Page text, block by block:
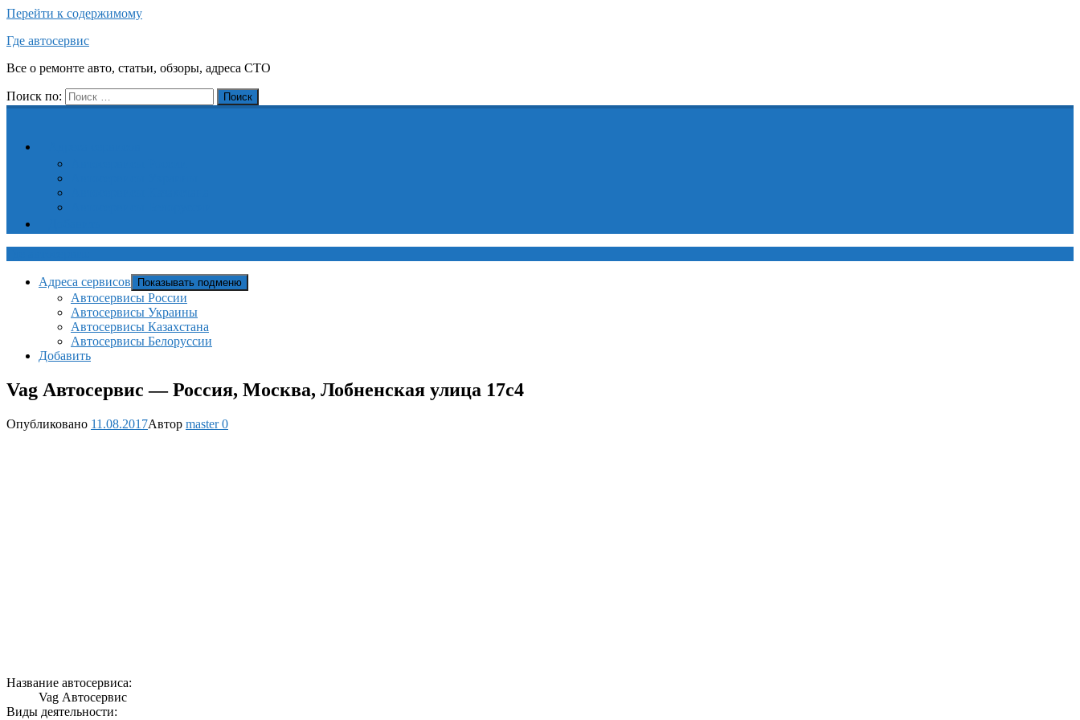
Перейти к содержимому
Где автосервис
Все о ремонте авто, статьи, обзоры, адреса СТО
Поиск по: Поиск
Адреса сервисов Показывать подменю
Автосервисы России
Автосервисы Украины
Автосервисы Казахстана
Автосервисы Белоруссии
Добавить
Vag Автосервис — Россия, Москва, Лобненская улица 17с4
Опубликовано 11.08.2017Автор master0
Название автосервиса:
Vag Автосервис
Виды деятельности: